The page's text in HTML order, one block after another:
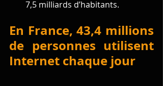
7,5 milliards d’habitants.
En France, 43,4 millions
de personnes utilisent
Internet chaque jour